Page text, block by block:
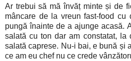
Ar trebui să mă învăț minte și de
mâncare de la vreun fast-food cu
pungă înainte de a ajunge acasă.
salată cu ton dar am constatat, la
salată caprese. Nu-i bai, e bună și
ce am eu chef nu ce crede